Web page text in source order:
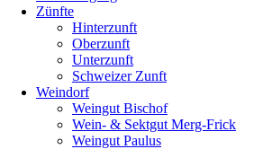
Zünfte
Hinterzunft
Oberzunft
Unterzunft
Schweizer Zunft
Weindorf
Weingut Bischof
Wein- & Sektgut Merg-Frick
Weingut Paulus